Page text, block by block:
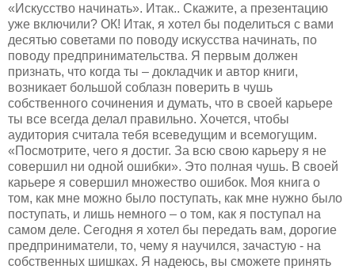
«Искусство начинать». Итак.. Скажите, а презентацию
уже включили? ОК! Итак, я хотел бы поделиться с вами
десятью советами по поводу искусства начинать, по
поводу предпринимательства. Я первым должен
признать, что когда ты – докладчик и автор книги,
возникает большой соблазн поверить в чушь
собственного сочинения и думать, что в своей карьере
ты все всегда делал правильно. Хочется, чтобы
аудитория считала тебя всеведущим и всемогущим.
«Посмотрите, чего я достиг. За всю свою карьеру я не
совершил ни одной ошибки». Это полная чушь. В своей
карьере я совершил множество ошибок. Моя книга о
том, как мне можно было поступать, как мне нужно было
поступать, и лишь немного – о том, как я поступал на
самом деле. Сегодня я хотел бы передать вам, дорогие
предприниматели, то, чему я научился, зачастую - на
собственных шишках. Я надеюсь, вы сможете принять